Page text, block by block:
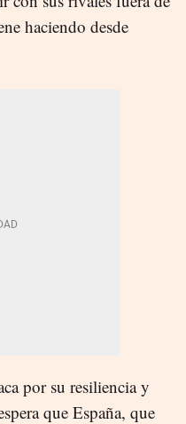
haciendo desde
por su resiliencia y
que España, que